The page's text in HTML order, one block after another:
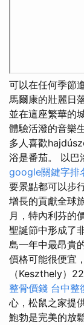
可以在任何季節
馬爾康的壯麗日
並在這座繁華的
體驗活潑的音樂
多人喜歡
浴是番茄。 以巴
google關鍵字排
要景點都可以步
增長的貢獻全球
月，特內利芬的
聖誕節中形成了
島一年中最昂貴
價格可能很便宜
（Keszthely）
整骨價錢 台中整
心，松鼠之家提
鮑勃是完美的放